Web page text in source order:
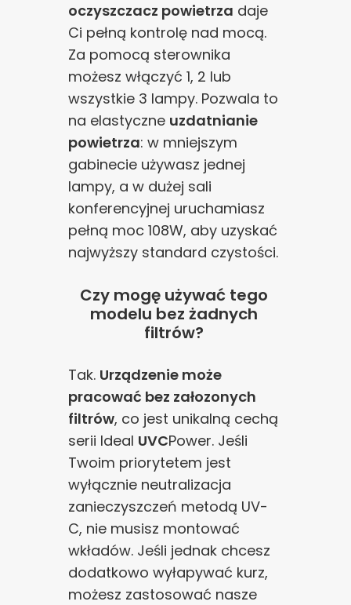
oczyszczacz powietrza daje
Ci pełną kontrolę nad mocą.
Za pomocą sterownika
możesz włączyć 1, 2 lub
wszystkie 3 lampy. Pozwala to
na elastyczne uzdatnianie
powietrza: w mniejszym
gabinecie używasz jednej
lampy, a w dużej sali
konferencyjnej uruchamiasz
pełną moc 108W, aby uzyskać
najwyższy standard czystości.
Czy mogę używać tego
modelu bez żadnych
filtrów?
Tak. Urządzenie może
pracować bez załozonych
filtrów, co jest unikalną cechą
serii Ideal UVCPower. Jeśli
Twoim priorytetem jest
wyłącznie neutralizacja
zanieczyszczeń metodą UV-
C, nie musisz montować
wkładów. Jeśli jednak chcesz
dodatkowo wyłapywać kurz,
możesz zastosować nasze